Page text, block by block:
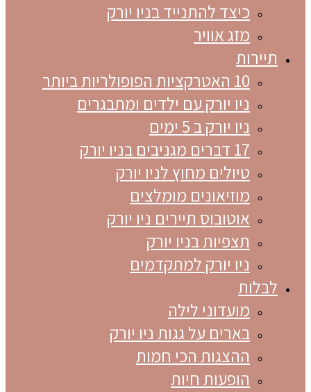
כיצד להתנייד בניו יורק
מזג אוויר
תיירות
10 האטרקציות הפופולריות ביותר
ניו יורק עם ילדים ומתבגרים
ניו יורק ב 5 ימים
17 דברים מגניבים בניו יורק
טיולים מחוץ לניו יורק
מוזיאונים מומלצים
אוטובוס תיירים ניו יורק
תצפיות בניו יורק
ניו יורק למתקדמים
לבלות
מועדוני לילה
בארים על גגות ניו יורק
ההצגות הכי חמות
הופעות חיות